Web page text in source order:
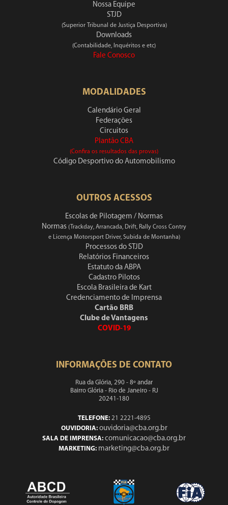
Nossa Equipe
STJD
(Superior Tribunal de Justiça Desportiva)
Downloads
(Contabilidade, Inquéritos e etc)
Fale Conosco
MODALIDADES
Calendário Geral
Federações
Circuitos
Plantão CBA
(Confira os resultados das provas)
Código Desportivo do Automobilismo
OUTROS ACESSOS
Escolas de Pilotagem / Normas
Normas (Trackday, Arrancada, Drift, Rally Cross Contry
e Licença Motorsport Driver, Subida de Montanha)
Processos do STJD
Relatórios Financeiros
Estatuto da ABPA
Cadastro Pilotos
Escola Brasileira de Kart
Credenciamento de Imprensa
Cartão BRB
Clube de Vantagens
COVID-19
INFORMAÇÕES DE CONTATO
Rua da Glória, 290 - 8º andar
Bairro Glória - Rio de Janeiro - RJ
20241-180
TELEFONE:21 2221-4895
OUVIDORIA: ouvidoria@cba.org.br
SALA DE IMPRENSA: comunicacao@cba.org.br
MARKETING: marketing@cba.org.br